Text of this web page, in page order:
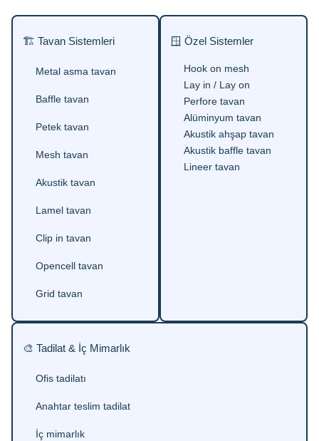
🏗 Tavan Sistemleri
Metal asma tavan
Baffle tavan
Petek tavan
Mesh tavan
Akustik tavan
Lamel tavan
Clip in tavan
Opencell tavan
Grid tavan
🪟 Özel Sistemler
Hook on mesh
Lay in / Lay on
Perfore tavan
Alüminyum tavan
Akustik ahşap tavan
Akustik baffle tavan
Lineer tavan
🎨 Tadilat & İç Mimarlık
Ofis tadilatı
Anahtar teslim tadilat
İç mimarlık